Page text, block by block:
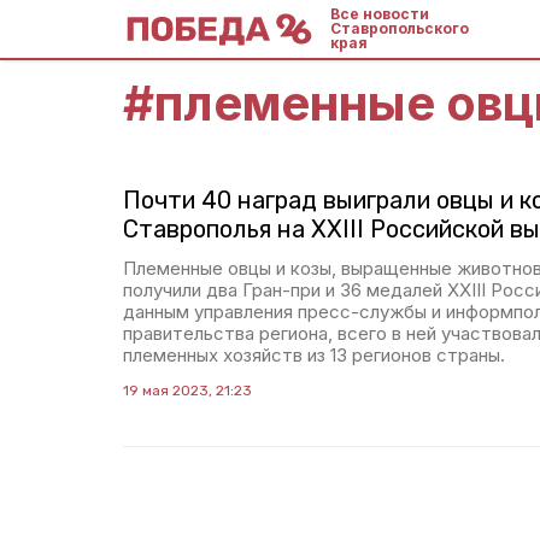
Все новости
Ставропольского
края
#племенные
Почти 40 наград выиграли овцы и
Ставрополья на XXIII Российской
Племенные овцы и козы, выращенные
получили два Гран-при и 36 медалей XXIII
данным управления пресс-службы и
правительства региона, всего в ней
племенных хозяйств из 13 регионов страны.
19 мая 2023, 21:23